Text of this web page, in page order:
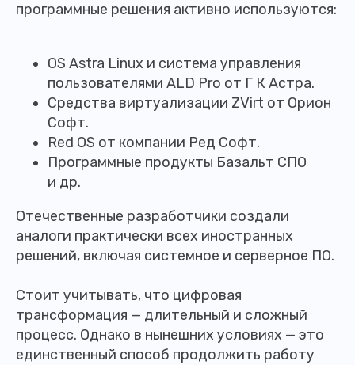
программные решения активно используются:
OS Astra Linux и система управления
пользователями ALD Pro от Г К Астра.
Средства виртуализации ZVirt от Орион
Софт.
Red OS от компании Ред Софт.
Программные продукты Базальт СПО
и др.
Отечественные разработчики создали
аналоги практически всех иностранных
решений, включая системное и серверное ПО.
Стоит учитывать, что цифровая
трансформация — длительный и сложный
процесс. Однако в нынешних условиях — это
единственный способ продолжить работу